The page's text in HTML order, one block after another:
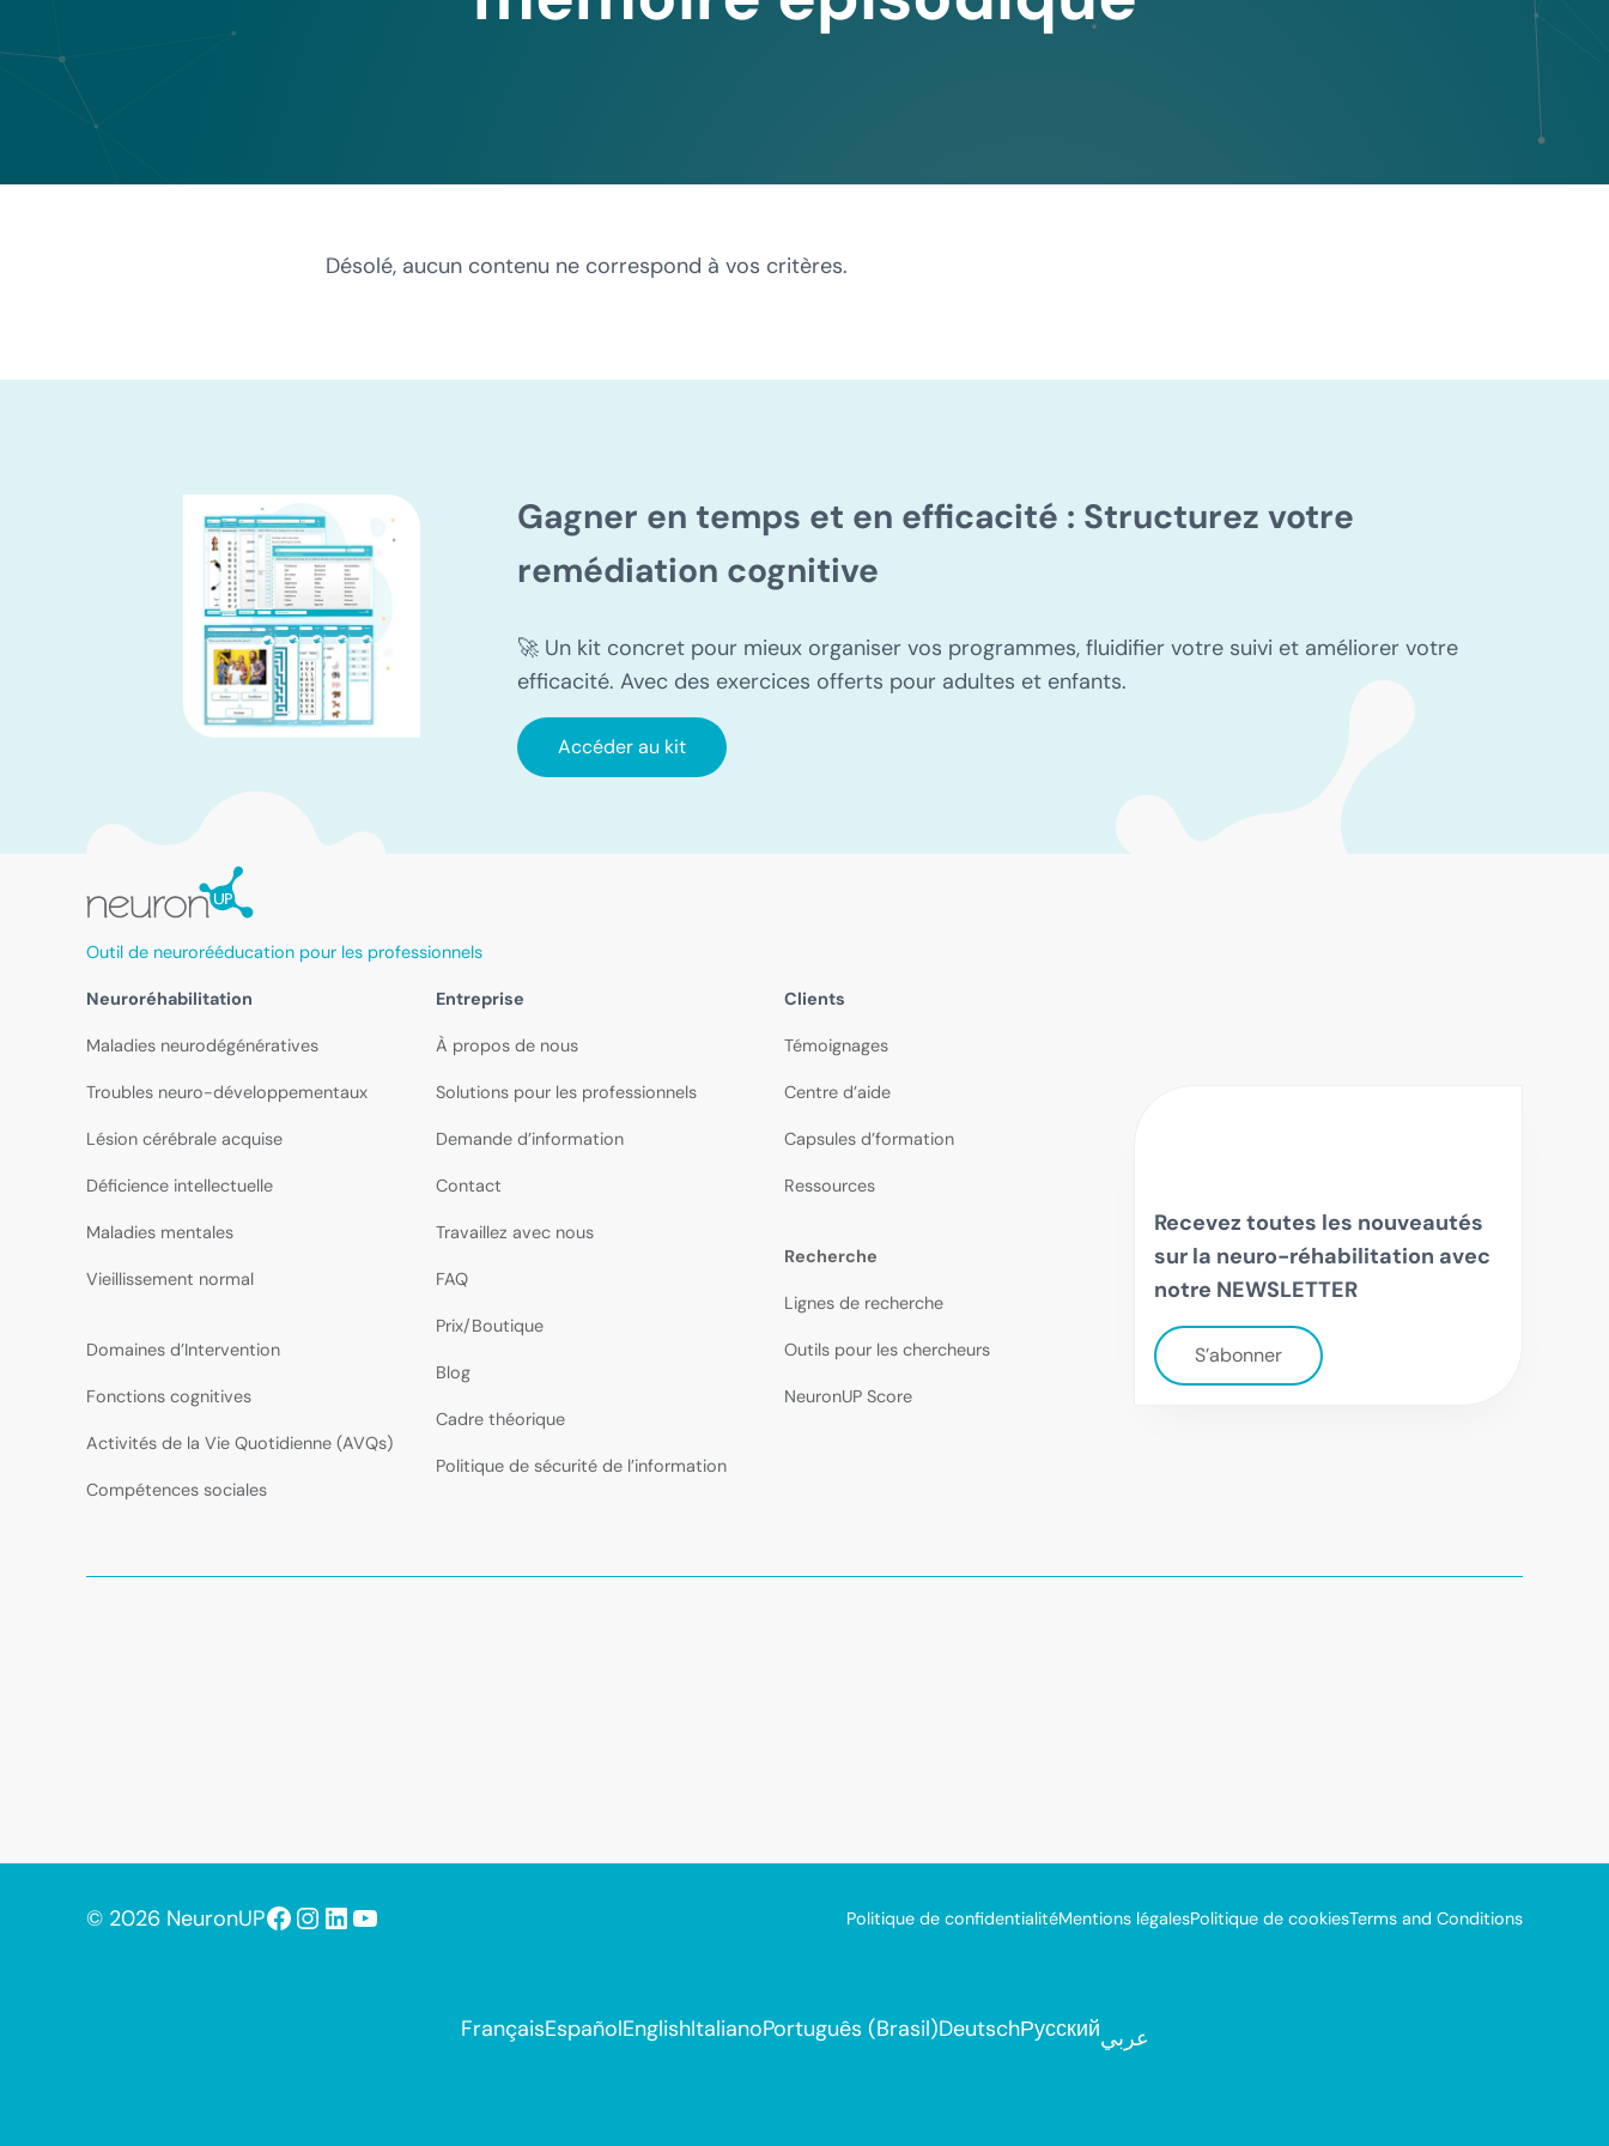
Désolé, aucun contenu ne correspond à vos critères.
Gagner en temps et en efficacité : Structurez votre
remédiation cognitive
🚀 Un kit concret pour mieux organiser vos programmes, fluidifier votre suivi et améliorer votre
efficacité. Avec des exercices offerts pour adultes et enfants.
Accéder au kit
Outil de neurorééducation pour les professionnels
Neuroréhabilitation
Maladies neurodégénératives
Troubles neuro-développementaux
Lésion cérébrale acquise
Déficience intellectuelle
Maladies mentales
Vieillissement normal
Domaines d’Intervention
Fonctions cognitives
Activités de la Vie Quotidienne (AVQs)
Compétences sociales
Entreprise
À propos de nous
Solutions pour les professionnels
Demande d’information
Contact
Travaillez avec nous
FAQ
Prix/Boutique
Blog
Cadre théorique
Politique de sécurité de l’information
Clients
Témoignages
Centre d’aide
Capsules d’formation
Ressources
Recherche
Lignes de recherche
Outils pour les chercheurs
NeuronUP Score
Recevez toutes les nouveautés
sur la neuro-réhabilitation avec
notre NEWSLETTER
S’abonner
© 2026 NeuronUPFacebook
Instagram
LinkedIn
YouTube Politique de confidentialitéMentions légalesPolitique de cookiesTerms and Conditions
FrançaisEspañolEnglishItalianoPortuguês (Brasil)DeutschРусскийعربي